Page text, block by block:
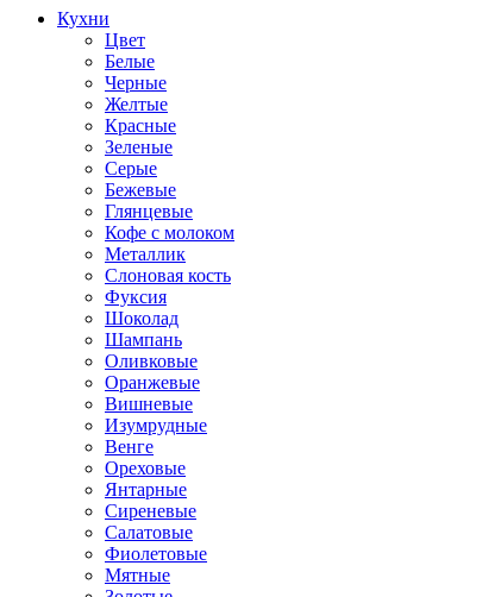
Кухни
Цвет
Белые
Черные
Желтые
Красные
Зеленые
Серые
Бежевые
Глянцевые
Кофе с молоком
Металлик
Слоновая кость
Фуксия
Шоколад
Шампань
Оливковые
Оранжевые
Вишневые
Изумрудные
Венге
Ореховые
Янтарные
Сиреневые
Салатовые
Фиолетовые
Мятные